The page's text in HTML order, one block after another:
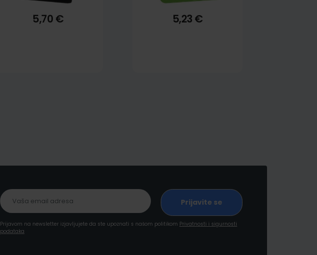
5,70 € 5,23 €
Prijavom na newsletter izjavljujete da ste upoznati s našom politikom Privatnosti i sigurnosti
podataka